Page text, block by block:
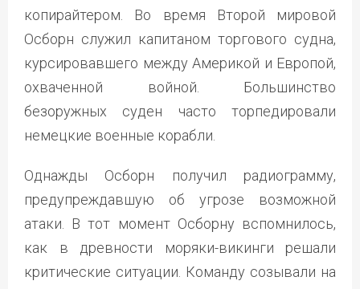
копирайтером. Во время Второй мировой
Осборн служил капитаном торгового судна,
курсировавшего между Америкой и Европой,
охваченной войной. Большинство
безоружных суден часто торпедировали
немецкие военные корабли.
Однажды Осборн получил радиограмму,
предупреждавшую об угрозе возможной
атаки. В тот момент Осборну вспомнилось,
как в древности моряки-викинги решали
критические ситуации. Команду созывали на